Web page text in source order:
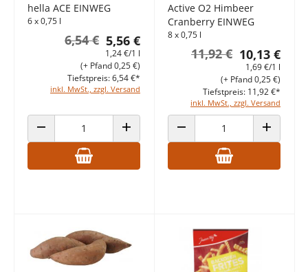
hella ACE EINWEG
6 x 0,75 l
5,56 €
6,54 €
1,24 €/1 l
inkl. MwSt., zzgl. Versand
(+ Pfand 0,25 €)
Tiefstpreis: 6,54 €*
ANZAHL VERRINGERN ANZAHL ERHÖHEN
Active O2 Himbeer
Cranberry EINWEG
8 x 0,75 l
10,13 €
11,92 €
1,69 €/1 l
inkl. MwSt., zzgl. Versand
(+ Pfand 0,25 €)
Tiefstpreis: 11,92 €*
ANZAHL VERRINGERN ANZAHL